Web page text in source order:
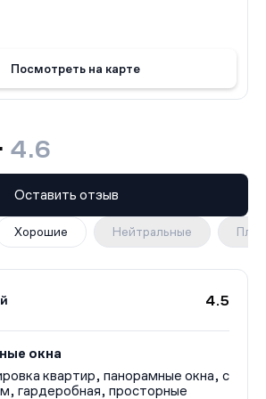
Посмотреть на карте
4.6
Хорошие Нейтральные
Оставить отзыв
4.5
окна
квартир, панорамные окна, с
гардеробная, просторные